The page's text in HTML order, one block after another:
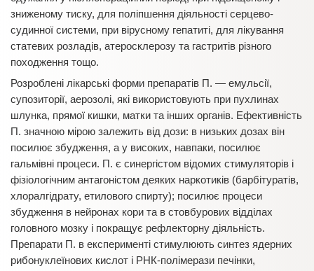
зниженому тиску, для поліпшення діяльності серцево-
судинної системи, при вірусному гепатиті, для лікування
статевих розладів, атеросклерозу та гастритів різного
походження тощо.
Розроблені лікарські форми препаратів П. — емульсії,
супозиторії, аерозолі, які використовують при пухлинах
шлунка, прямої кишки, матки та інших органів. Ефективність
П. значною мірою залежить від дози: в низьких дозах він
посилює збудження, а у високих, навпаки, посилює
гальмівні процеси. П. є синергістом відомих стимуляторів і
фізіологічним антагоністом деяких наркотиків (барбітуратів,
хлоралгідрату, етилового спирту); посилює процеси
збудження в нейронах кори та в стовбурових відділах
головного мозку і покращує рефлекторну діяльність.
Препарати П. в експерименті стимулюють синтез ядерних
рибонуклеїнових кислот і РНК-полімерази печінки,